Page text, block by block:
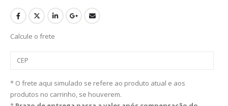
Calcule o frete
* O frete aqui simulado se refere ao produto atual e aos
produtos no carrinho, se houverem.